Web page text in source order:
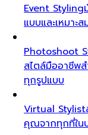
Event Styling
แบบและเหมาะส
Photoshoot
สไตล์มืออาชีพ
ทุกรูปแบบ
Virtual Stylist
คุณจากทุกที่ใน